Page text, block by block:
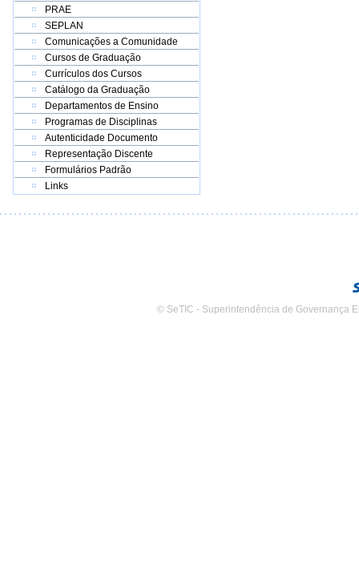
PRAE
SEPLAN
Comunicações a Comunidade
Cursos de Graduação
Currículos dos Cursos
Catálogo da Graduação
Departamentos de Ensino
Programas de Disciplinas
Autenticidade Documento
Representação Discente
Formulários Padrão
Links
© SeTIC - Superintendência de Governança